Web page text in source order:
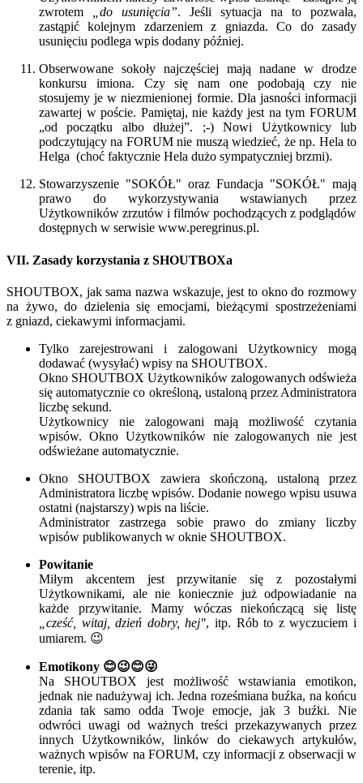
zwrotem
„do usunięcia”. Jeśli sytuacja na to pozwala,
zastąpić kolejnym zdarzeniem z gniazda. Co do zasady
usunięciu podlega wpis dodany później.
Obserwowane sokoły najczęściej mają nadane w drodze
konkursu imiona. Czy się nam one podobają czy nie
stosujemy je w niezmienionej formie. Dla jasności informacji
zawartej w poście. Pamiętaj, nie każdy jest na tym FORUM
„od początku albo dłużej”. ;-) Nowi Użytkownicy lub
podczytujący na FORUM nie muszą wiedzieć, że np. Hela to
Helga (choć faktycznie Hela dużo sympatyczniej brzmi).
Stowarzyszenie "SOKÓŁ" oraz Fundacja "SOKÓŁ" mają
prawo do wykorzystywania wstawianych przez
Użytkowników zrzutów i filmów pochodzących z podglądów
dostępnych w serwisie www.peregrinus.pl.
VII. Zasady korzystania z SHOUTBOXa
SHOUTBOX, jak sama nazwa wskazuje, jest to okno do rozmowy
na żywo, do dzielenia się emocjami, bieżącymi spostrzeżeniami
z gniazd, ciekawymi informacjami.
Tylko zarejestrowani i zalogowani Użytkownicy mogą
dodawać (wysyłać) wpisy na SHOUTBOX.
Okno SHOUTBOX Użytkowników zalogowanych odświeża
się automatycznie co określoną, ustaloną przez Administratora
liczbę sekund.
Użytkownicy nie zalogowani mają możliwość czytania
wpisów. Okno Użytkowników nie zalogowanych nie jest
odświeżane automatycznie.
Okno SHOUTBOX zawiera skończoną, ustaloną przez
Administratora liczbę wpisów. Dodanie nowego wpisu usuwa
ostatni (najstarszy) wpis na liście.
Administrator zastrzega sobie prawo do zmiany liczby
wpisów publikowanych w oknie SHOUTBOX.
Powitanie
Miłym akcentem jest przywitanie się z pozostałymi
Użytkownikami, ale nie koniecznie już odpowiadanie na
każde przywitanie. Mamy wóczas niekończącą się listę
„cześć, witaj, dzień dobry, hej", itp. Rób to z wyczuciem i
umiarem. 😉
Emotikony 😊😉😊😜
Na SHOUTBOX jest możliwość wstawiania emotikon,
jednak nie nadużywaj ich. Jedna roześmiana buźka, na końcu
zdania tak samo odda Twoje emocje, jak 3 buźki. Nie
odwróci uwagi od ważnych treści przekazywanych przez
innych Użytkowników, linków do ciekawych artykułów,
ważnych wpisów na FORUM, czy informacji z obserwacji w
terenie, itp.